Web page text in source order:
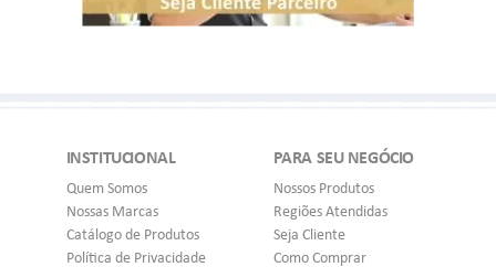
INSTITUCIONAL
Quem Somos
Nossas Marcas
Catálogo de Produtos
Política de Privacidade
PARA SEU NEGÓCIO
Nossos Produtos
Regiões Atendidas
Seja Cliente
Como Comprar